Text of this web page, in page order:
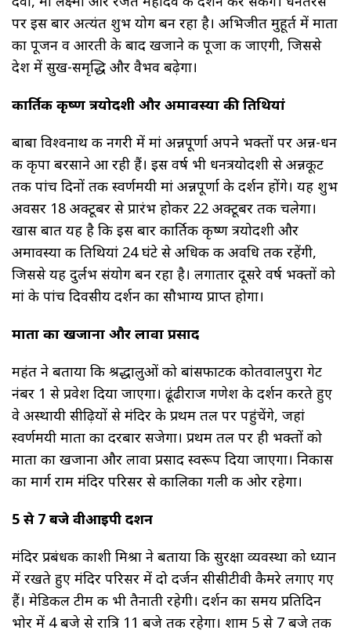
पर इस बार अत्यंत शुभ योग बन रहा है। अभिजीत मुहूर्त में माता
का पूजन व आरती के बाद खजाने की पूजा की जाएगी, जिससे
देश में सुख-समृद्धि और वैभव बढ़ेगा।
कार्तिक कृष्ण त्रयोदशी और अमावस्या की तिथियां
बाबा विश्वनाथ की नगरी में मां अन्नपूर्णा अपने भक्तों पर अन्न-धन
की कृपा बरसाने आ रही हैं। इस वर्ष भी धनत्रयोदशी से अन्नकूट
तक पांच दिनों तक स्वर्णमयी मां अन्नपूर्णा के दर्शन होंगे। यह शुभ
अवसर 18 अक्टूबर से प्रारंभ होकर 22 अक्टूबर तक चलेगा।
खास बात यह है कि इस बार कार्तिक कृष्ण त्रयोदशी और
अमावस्या की तिथियां 24 घंटे से अधिक की अवधि तक रहेंगी,
जिससे यह दुर्लभ संयोग बन रहा है। लगातार दूसरे वर्ष भक्तों को
मां के पांच दिवसीय दर्शन का सौभाग्य प्राप्त होगा।
माता का खजाना और लावा प्रसाद
महंत ने बताया कि श्रद्धालुओं को बांसफाटक कोतवालपुरा गेट
नंबर 1 से प्रवेश दिया जाएगा। ढूंढीराज गणेश के दर्शन करते हुए
वे अस्थायी सीढ़ियों से मंदिर के प्रथम तल पर पहुंचेंगे, जहां
स्वर्णमयी माता का दरबार सजेगा। प्रथम तल पर ही भक्तों को
माता का खजाना और लावा प्रसाद स्वरूप दिया जाएगा। निकास
का मार्ग राम मंदिर परिसर से कालिका गली की ओर रहेगा।
5 से 7 बजे वीआईपी दर्शन
मंदिर प्रबंधक काशी मिश्रा ने बताया कि सुरक्षा व्यवस्था को ध्यान
में रखते हुए मंदिर परिसर में दो दर्जन सीसीटीवी कैमरे लगाए गए
हैं। मेडिकल टीम की भी तैनाती रहेगी। दर्शन का समय प्रतिदिन
भोर में 4 बजे से रात्रि 11 बजे तक रहेगा। शाम 5 से 7 बजे तक